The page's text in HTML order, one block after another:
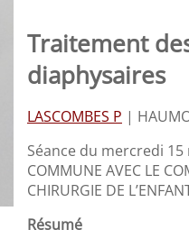
Traitement
diaphysaires
LASCOMBES P |
Séance du mercredi 15
COMMUNE AVEC LE
CHIRURGIE DE
Résumé